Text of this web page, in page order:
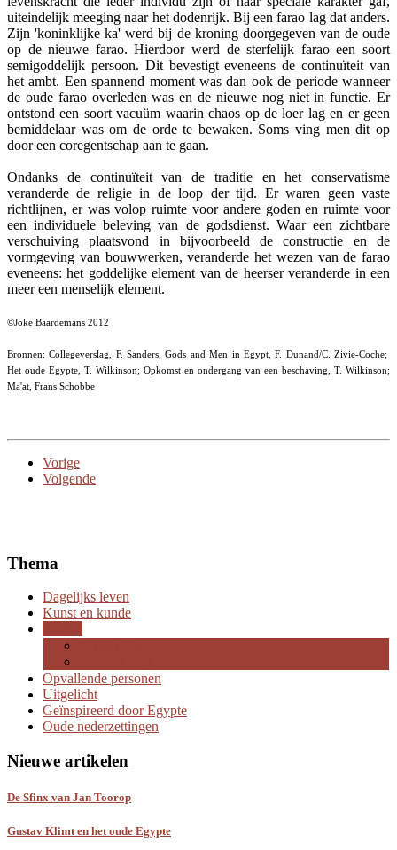
uiteindelijk meeging naar het dodenrijk. Bij een farao lag dat anders.
Zijn 'koninklijke ka' werd bij de kroning doorgegeven van de oude
op de nieuwe farao. Hierdoor werd de sterfelijk farao een soort
semigoddelijk persoon. Dit bevestigt eveneens de continuïteit van
het ambt. Een spannend moment was dan ook de periode wanneer
de oude farao overleden was en de nieuwe nog niet in functie. Er
ontstond een soort vacuüm waarin chaos op de loer lag en er geen
bemiddelaar was om de orde te bewaken. Soms ving men dit op
door een coregentschap aan te gaan.
Ondanks de continuïteit van de traditie en het conservatisme
veranderde de religie in de loop der tijd. Er waren geen vaste
richtlijnen, er was volop ruimte voor andere goden en ruimte voor
een individuele beleving van de godsdienst. Waar een zichtbare
verschuiving plaatsvond in bijvoorbeeld de constructie en de
vormgeving van bouwwerken, veranderde het wezen van de farao
eveneens: het goddelijke element van de heerser veranderde in een
meer een menselijk element.
©Joke Baardemans 2012
Bronnen: Collegeverslag, F. Sanders; Gods and Men in Egypt, F. Dunand/C. Zivie-Coche;
Het oude Egypte, T. Wilkinson; Opkomst en ondergang van een beschaving, T. Wilkinson;
Ma'at, Frans Schobbe
Vorige
Volgende
Thema
Dagelijks leven
Kunst en kunde
Opvallende personen
Uitgelicht
Geïnspireerd door Egypte
Oude nederzettingen
Nieuwe artikelen
De Sfinx van Jan Toorop
Gustav Klimt en het oude Egypte